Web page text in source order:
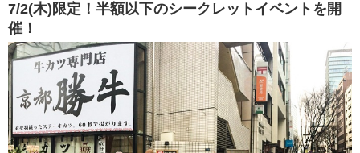
7/2(木)限定！半額以下のシークレットイベントを開
催！